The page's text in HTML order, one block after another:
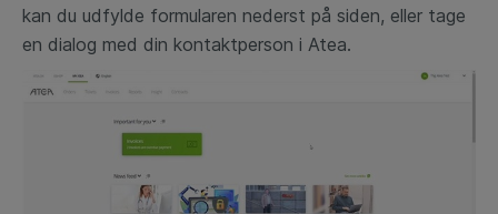
kan du udfylde formularen nederst på siden, eller tage
en dialog med din kontaktperson i Atea.